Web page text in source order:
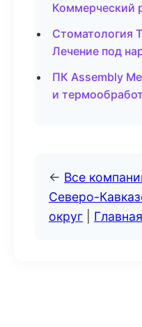
Коммерческий
Стоматология
Лечение под
ПК Assembly
и
← Все
Северо-
округ